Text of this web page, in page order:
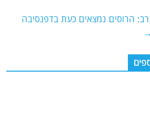
o
הרוסים נמצאים כעת בדפנסיבה